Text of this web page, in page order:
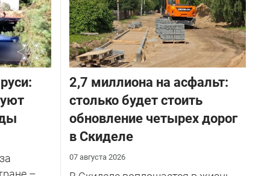
2,7 миллиона на асфальт:
столько будет стоить
обновление четырех дорог
в Скиделе
07 августа 2026